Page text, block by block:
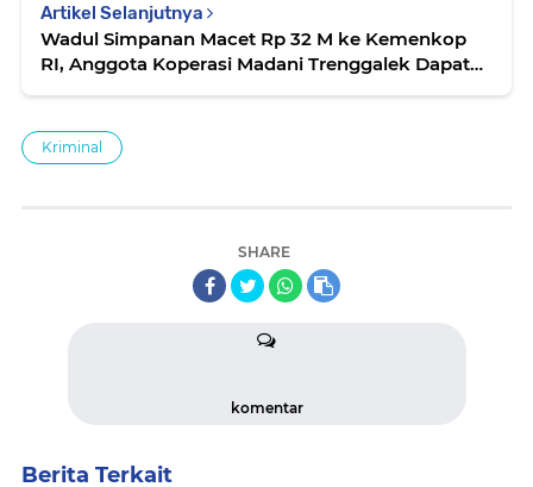
Artikel Selanjutnya
Wadul Simpanan Macet Rp 32 M ke Kemenkop
RI, Anggota Koperasi Madani Trenggalek Dapat
Kriminal
SHARE
komentar
Berita Terkait